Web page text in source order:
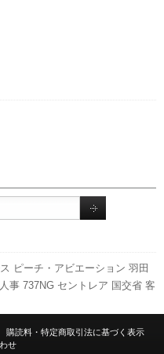
ピーチ・アビエーション 羽田
人事 737NG セントレア 国交省 客
本航空 利用実績 777 航空貨物
購読料・特定商取引法に基づく表示
せ